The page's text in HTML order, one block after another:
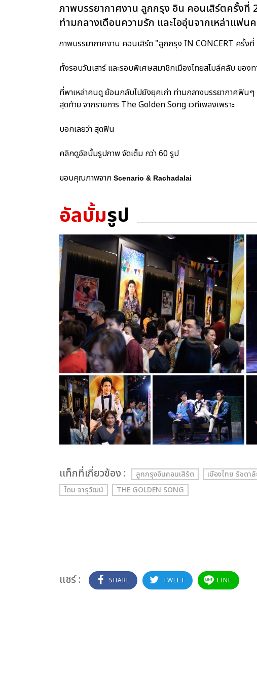
ภาพบรรยากาศงาน ลูกกรุง อิน คอนเสิร์ตครั้ง
ท่ามกลางเดือนความรัก และไออุ่นจากเหล่าแฟน
ภาพบรรยากาศงาน คอนเสิร์ต "ลูกกรุง IN CONCERT ครั้งที่
ทั้งรอบวันเสาร์ และรอบพิเศษสมาชิกเมืองไทยสไมล์คลับ ของ
ที่พาเหล่าคนดู ย้อนกลับไปยังยุคเก่า ท่ามกลางบรรยากาศฟิ
สุดท้าย จากรายการ The Golden Song เวทีเพลงเพราะ
บอกเลยว่า สุดฟิน
คลิกดูอัลบั้มรูปภาพ จัดเต็ม กว่า 60 รูป
ขอบคุณภาพจาก Scenario & Rachadalai
อัลบั้มรูป
เเท็กที่เกี่ยวข้อง : ลูกกรุงอินคอนเสิร์ต เมืองไทย รัชดา
โดม จารุวัฒน์
THE GOLDEN SONG
แชร์ : SHARE TWEET LINE